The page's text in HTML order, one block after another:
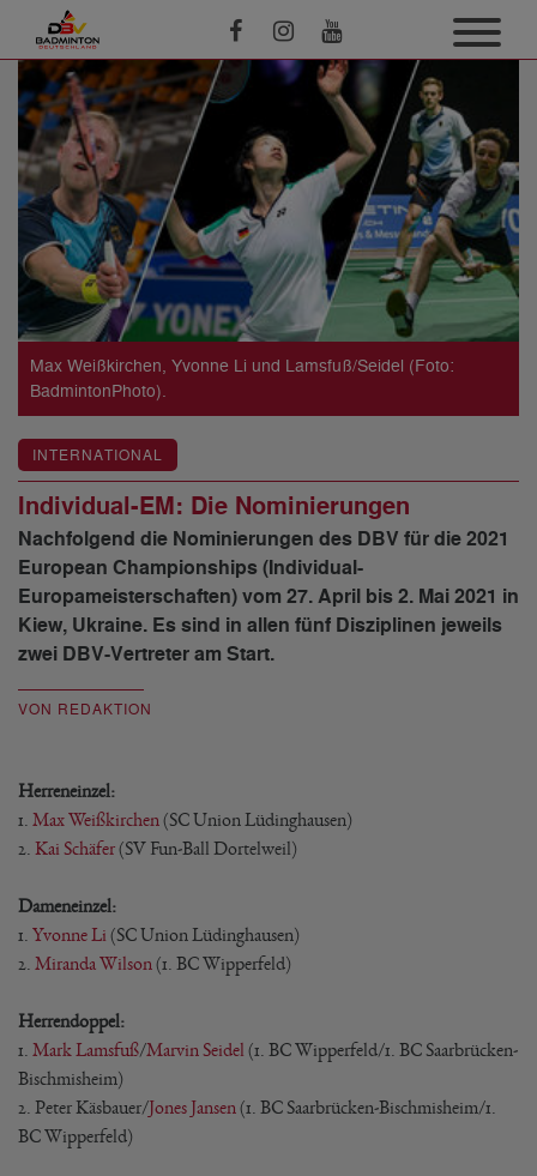
Max Weißkirchen, Yvonne Li und Lamsfuß/Seidel (Foto:
BadmintonPhoto).
INTERNATIONAL
Individual-EM: Die Nominierungen
Nachfolgend die Nominierungen des DBV für die 2021
European Championships (Individual-
Europameisterschaften) vom 27. April bis 2. Mai 2021 in
Kiew, Ukraine. Es sind in allen fünf Disziplinen jeweils
zwei DBV-Vertreter am Start.
VON REDAKTION
Herreneinzel:
1. Max Weißkirchen (SC Union Lüdinghausen)
2. Kai Schäfer(SV Fun-Ball Dortelweil)
Dameneinzel:
1. Yvonne Li (SC Union Lüdinghausen)
2. Miranda Wilson (1. BC Wipperfeld)
Herrendoppel:
1. Mark Lamsfuß/Marvin Seidel (1. BC Wipperfeld/1. BC Saarbrücken-
Bischmisheim)
2. Peter Käsbauer/Jones Jansen (1. BC Saarbrücken-Bischmisheim/1.
BC Wipperfeld)